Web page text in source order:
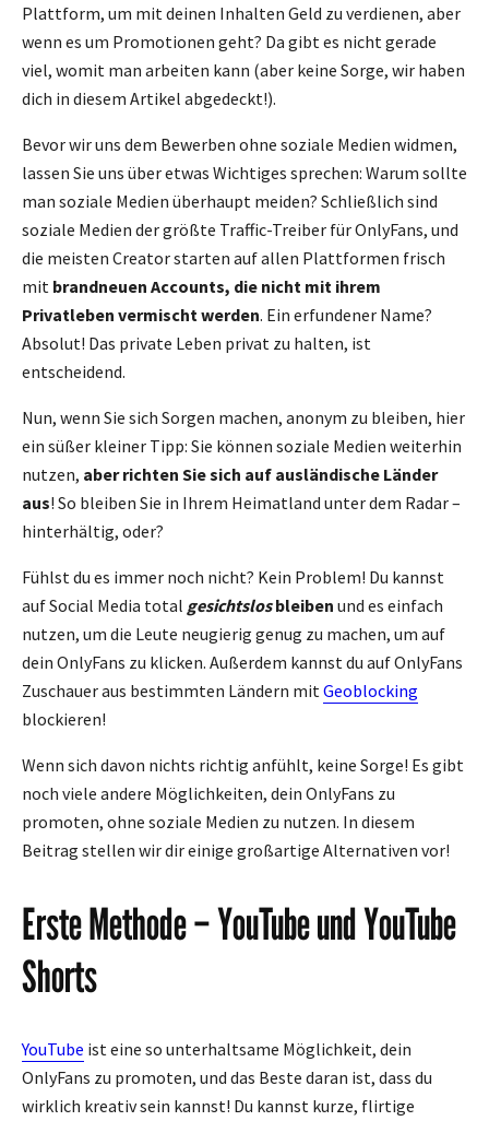
Plattform, um mit deinen Inhalten Geld zu verdienen, aber
wenn es um Promotionen geht? Da gibt es nicht gerade
viel, womit man arbeiten kann (aber keine Sorge, wir haben
dich in diesem Artikel abgedeckt!).
Bevor wir uns dem Bewerben ohne soziale Medien widmen,
lassen Sie uns über etwas Wichtiges sprechen: Warum sollte
man soziale Medien überhaupt meiden? Schließlich sind
soziale Medien der größte Traffic-Treiber für OnlyFans, und
die meisten Creator starten auf allen Plattformen frisch
mit brandneuen Accounts, die nicht mit ihrem
Privatleben vermischt werden. Ein erfundener Name?
Absolut! Das private Leben privat zu halten, ist
entscheidend.
Nun, wenn Sie sich Sorgen machen, anonym zu bleiben, hier
ein süßer kleiner Tipp: Sie können soziale Medien weiterhin
nutzen, aber richten Sie sich auf ausländische Länder
aus! So bleiben Sie in Ihrem Heimatland unter dem Radar –
hinterhältig, oder?
Fühlst du es immer noch nicht? Kein Problem! Du kannst
auf Social Media total gesichtslosbleiben und es einfach
nutzen, um die Leute neugierig genug zu machen, um auf
dein OnlyFans zu klicken. Außerdem kannst du auf OnlyFans
Zuschauer aus bestimmten Ländern mit Geoblocking
blockieren!
Wenn sich davon nichts richtig anfühlt, keine Sorge! Es gibt
noch viele andere Möglichkeiten, dein OnlyFans zu
promoten, ohne soziale Medien zu nutzen. In diesem
Beitrag stellen wir dir einige großartige Alternativen vor!
Erste Methode – YouTube und YouTube
Shorts
YouTube ist eine so unterhaltsame Möglichkeit, dein
OnlyFans zu promoten, und das Beste daran ist, dass du
wirklich kreativ sein kannst! Du kannst kurze, flirtige